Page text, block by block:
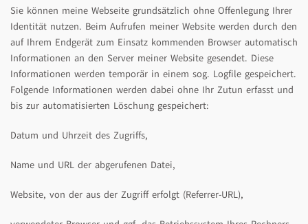
Sie können meine Webseite grundsätzlich ohne Offenlegung Ihrer
Identität nutzen. Beim Aufrufen meiner Website werden durch den
auf Ihrem Endgerät zum Einsatz kommenden Browser automatisch
Informationen an den Server meiner Website gesendet. Diese
Informationen werden temporär in einem sog. Logfile gespeichert.
Folgende Informationen werden dabei ohne Ihr Zutun erfasst und
bis zur automatisierten Löschung gespeichert:
Datum und Uhrzeit des Zugriffs,
Name und URL der abgerufenen Datei,
Website, von der aus der Zugriff erfolgt (Referrer-URL),